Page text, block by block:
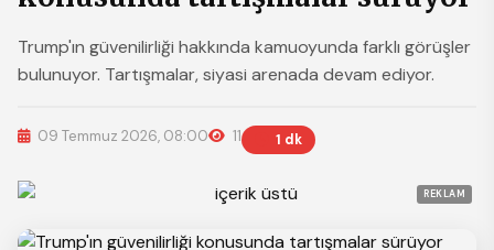
Trump'ın güvenilirliği hakkında kamuoyunda farklı görüşler
bulunuyor. Tartışmalar, siyasi arenada devam ediyor.
09 Temmuz 2026, 08:00 11 1 dk
REKLAM